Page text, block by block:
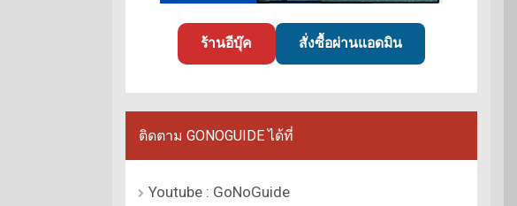
ร้านอีบุ๊ค สั่งซื้อผ่านแอดมิน
ติดตาม GONOGUIDE ได้ที่
Youtube : GoNoGuide